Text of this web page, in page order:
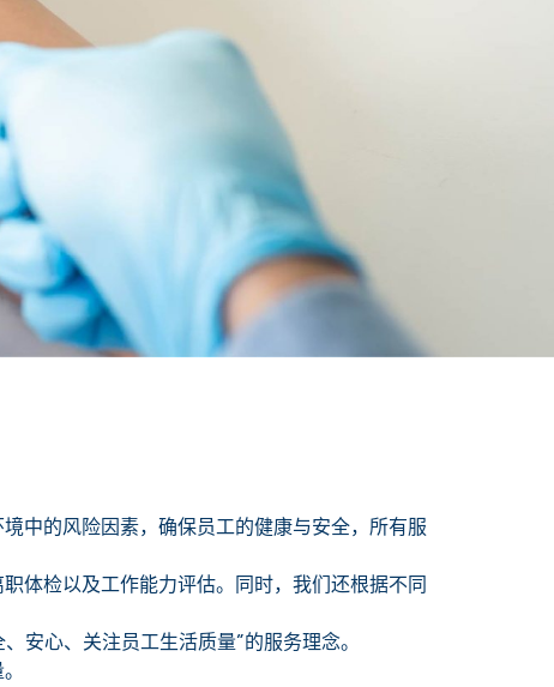
中的风险因素，确保员工的健康与安全，所有服
体检以及工作能力评估。同时，我们还根据不同
心、关注员工生活质量”的服务理念。